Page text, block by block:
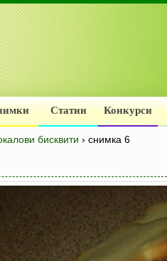
Статии Конкурси
бисквити › снимка 6